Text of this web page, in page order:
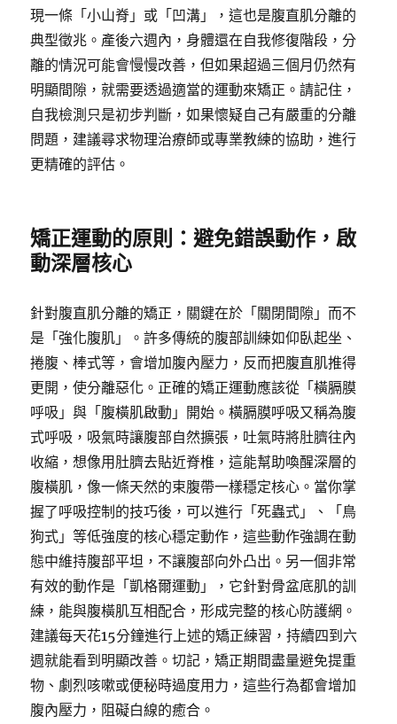
現一條「小山脊」或「凹溝」，這也是腹直肌分離的
典型徵兆。產後六週內，身體還在自我修復階段，分
離的情況可能會慢慢改善，但如果超過三個月仍然有
明顯間隙，就需要透過適當的運動來矯正。請記住，
自我檢測只是初步判斷，如果懷疑自己有嚴重的分離
問題，建議尋求物理治療師或專業教練的協助，進行
更精確的評估。
矯正運動的原則：避免錯誤動作，啟
動深層核心
針對腹直肌分離的矯正，關鍵在於「關閉間隙」而不
是「強化腹肌」。許多傳統的腹部訓練如仰臥起坐、
捲腹、棒式等，會增加腹內壓力，反而把腹直肌推得
更開，使分離惡化。正確的矯正運動應該從「橫膈膜
呼吸」與「腹橫肌啟動」開始。橫膈膜呼吸又稱為腹
式呼吸，吸氣時讓腹部自然擴張，吐氣時將肚臍往內
收縮，想像用肚臍去貼近脊椎，這能幫助喚醒深層的
腹橫肌，像一條天然的束腹帶一樣穩定核心。當你掌
握了呼吸控制的技巧後，可以進行「死蟲式」、「鳥
狗式」等低強度的核心穩定動作，這些動作強調在動
態中維持腹部平坦，不讓腹部向外凸出。另一個非常
有效的動作是「凱格爾運動」，它針對骨盆底肌的訓
練，能與腹橫肌互相配合，形成完整的核心防護網。
建議每天花15分鐘進行上述的矯正練習，持續四到六
週就能看到明顯改善。切記，矯正期間盡量避免提重
物、劇烈咳嗽或便秘時過度用力，這些行為都會增加
腹內壓力，阻礙白線的癒合。